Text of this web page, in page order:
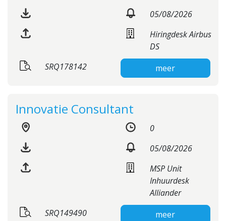
05/08/2026
Hiringdesk Airbus
DS
SRQ178142
meer
Innovatie Consultant
0
05/08/2026
MSP Unit
Inhuurdesk
Alliander
SRQ149490
meer